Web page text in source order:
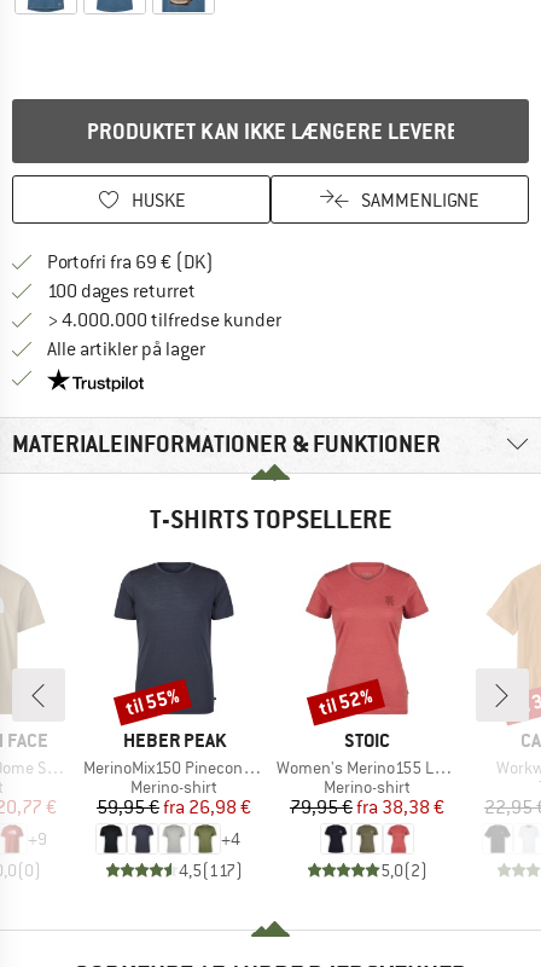
PRODUKTET KAN IKKE LÆNGERE LEVERES
HUSKE SAMMENLIGNE
Portofri fra 69 € (DK)
100 dages returret
> 4.000.000 tilfredse kunder
Alle artikler på lager
Vi er Trustpilot-certificeret - oplysningerne får du
MATERIALEINFORMATIONER & FUNKTIONER
T-SHIRTS TOPSELLERE
FACE
Sleeve
pris
€
+9
(0)
MÆRKE
HEBER PEAK
Artikel
MerinoMix150 PineconeHe. II T-Shirt
Produktgruppe
Merino-shirt
Pris
59,95 € Nedsat pris
fra 26,98 €
+4
4,5(117)
Rabat
til 55%
MÆRKE
STOIC
Artikel
Women's Merino155 LaholmSt. T-Shirt Daisy Flower
Produktgruppe
Merino-shirt
Pris
79,95 € Nedsat pris
fra 38,38 €
5,0(2)
Rabat
til 52%
Artikel
22,95